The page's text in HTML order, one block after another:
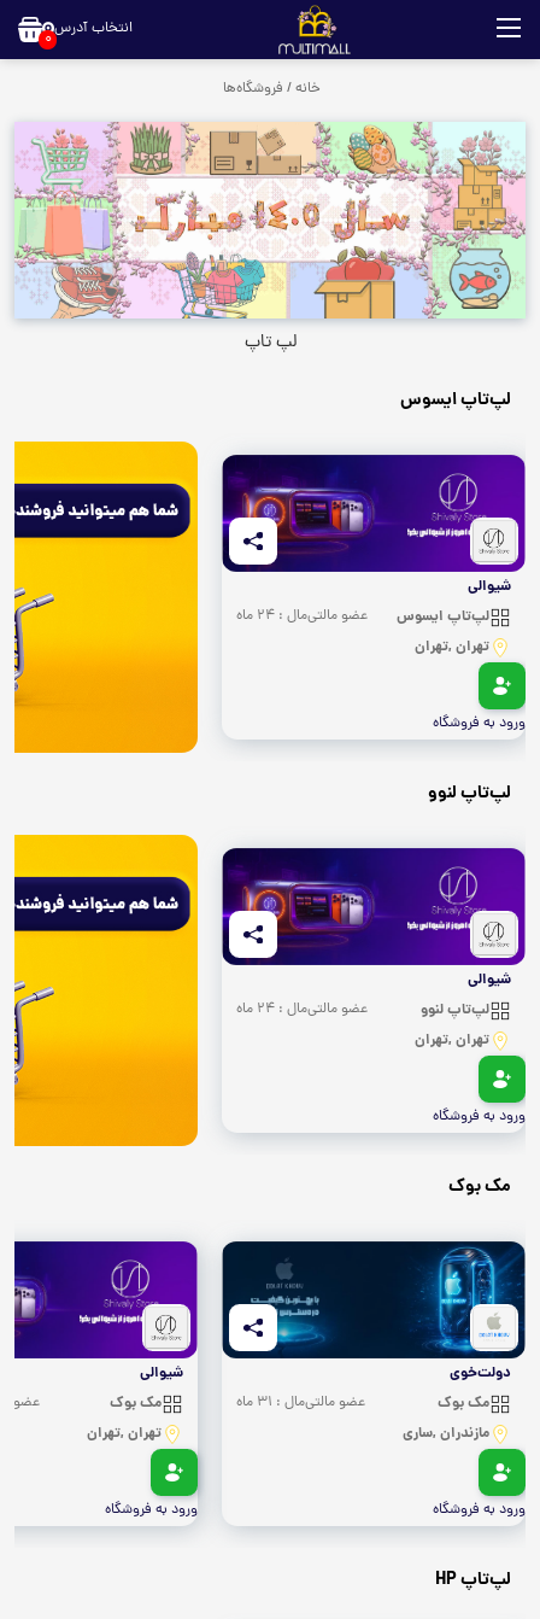
انتخاب آدرس0
خانه/ فروشگاه‌ها
لپ تاپ
لپ‌تاپ ایسوس
شیوالی
لپ‌تاپ ایسوس
تهران ,تهران
عضو مالتی‌مال : 24 ماه
ورود به فروشگاه
لپ‌تاپ لنوو
شیوالی
لپ‌تاپ لنوو
تهران ,تهران
عضو مالتی‌مال : 24 ماه
ورود به فروشگاه
مک بوک
دولت‌خوی
مک بوک
مازندران ,ساری
عضو مالتی‌مال : 31 ماه
ورود به فروشگاه
شیوالی
مک بوک
تهران ,تهران
عضو
ورود به فروشگاه
لپ‌تاپ HP